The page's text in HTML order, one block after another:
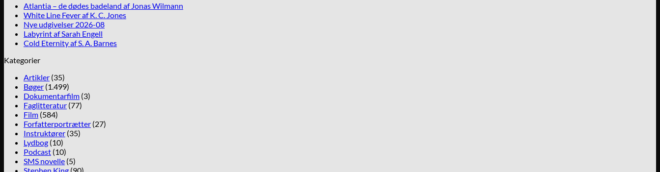
Atlantia – de dødes badeland af Jonas Wilmann
White Line Fever af K. C. Jones
Nye udgivelser 2026-08
Labyrint af Sarah Engell
Cold Eternity af S. A. Barnes
Kategorier
Artikler (35)
Bøger (1.499)
Dokumentarfilm (3)
Faglitteratur (77)
Film (584)
Forfatterportrætter (27)
Instruktører (35)
Lydbog (10)
Podcast (10)
SMS novelle (5)
Stephen King (90)